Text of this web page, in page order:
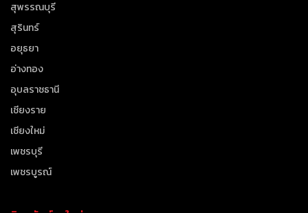
สุพรรณบุรี
สุรินทร์
อยุธยา
อ่างทอง
อุบลราชธานี
เชียงราย
เชียงใหม่
เพชรบุรี
เพชรบูรณ์